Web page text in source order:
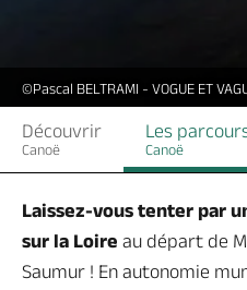
©Pascal BELTRAMI - VOGUE ET
Découvrir
Canoë
Les
Canoë
Laissez-vous tenter par
sur la Loire au départ de
Saumur ! En autonomie